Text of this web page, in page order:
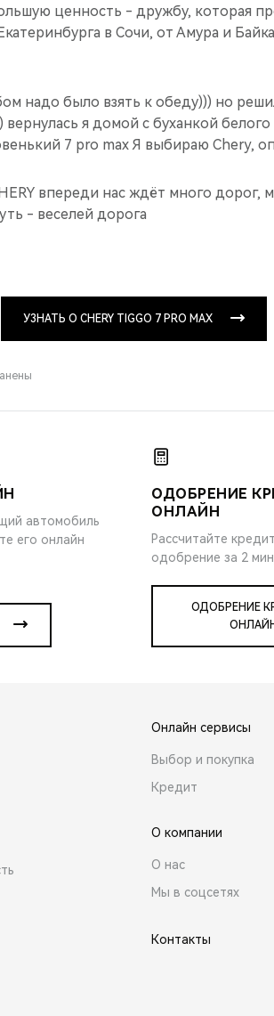
ценность - дружбу, которая
в Сочи, от Амура и
надо было взять к обеду))) но
я домой с буханкой
7 pro max Я выбираю Chery,
впереди нас ждёт много дорог,
- веселей дорога
УЗНАТЬ О CHERY TIGGO 7 PRO MAX
автомобиль
его онлайн
ОДОБРЕНИЕ
ОНЛАЙН
Рассчитайте
одобрение за 2
ОДОБРЕНИЕ
Онлайн сервисы
Выбор и покупка
Кредит
О компании
О нас
Мы в соцсетях
Контакты